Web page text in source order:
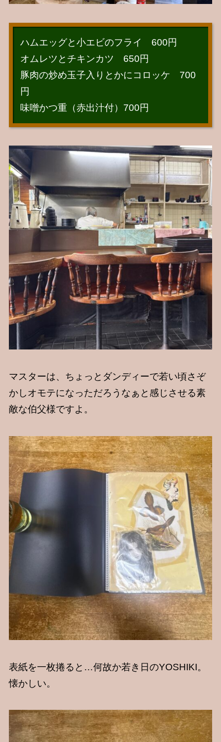
ハムエッグと小エビのフライ 600円
オムレツとチキンカツ 650円
豚肉の炒め玉子入りとかにコロッケ 700
円
味噌かつ重（赤出汁付）700円
マスターは、ちょっとダンディーで若い頃さぞ
かしオモテになっただろうなぁと感じさせる素
敵な伯父様ですよ。
表紙を一枚捲ると…何故か若き日のYOSHIKI。
懐かしい。